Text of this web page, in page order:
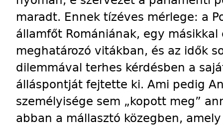
maradt. Ennek tízéves mérlege: a
államfőt Romániának, egy
meghatározó vitákban, és az idők
dilemmával terhes kérdésben a
álláspontját fejtette ki. Ami pedig
személyisége sem „kopott meg”
abban a mállasztó közegben,